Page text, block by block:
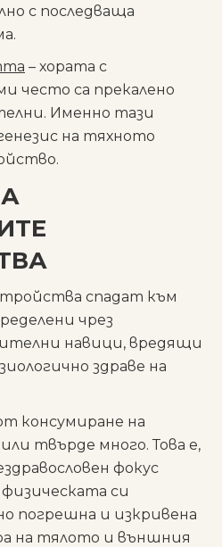
с последваща
– хората с
често са прекалено
Именно тази
на тяхното
спадат към
чрез
навици, вредящи
здраве на
консумиране на
твърде много. Това е,
фокус
си
погрешна и изкривена
на тялото и външния